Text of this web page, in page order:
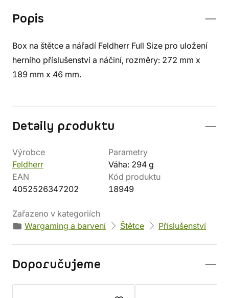
Popis
Box na štětce a nářadí Feldherr Full Size pro uložení
herního příslušenství a náčiní, rozměry: 272 mm x
189 mm x 46 mm.
Detaily produktu
Výrobce
Feldherr
Parametry
Váha: 294 g
EAN
4052526347202
Kód produktu
18949
Zařazeno v kategoriích
Wargaming a barvení
Štětce Příslušenství
Doporučujeme